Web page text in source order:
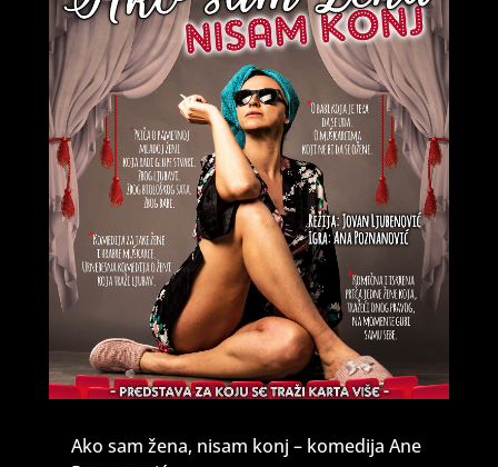
Ako sam žena, nisam konj – komedija Ane